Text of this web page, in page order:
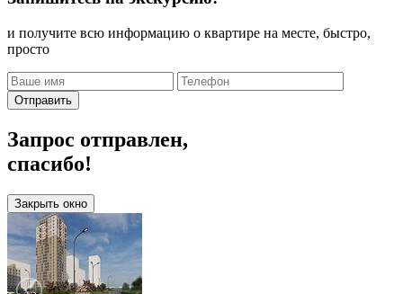
и получите всю информацию о квартире на месте, быстро,
просто
Отправить
Запрос отправлен,
спасибо!
Закрыть окно